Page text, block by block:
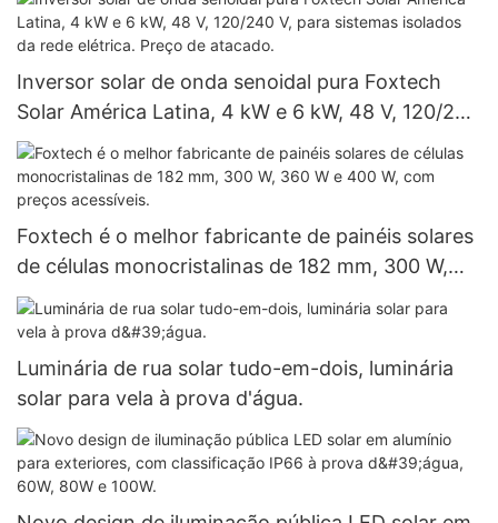
Inversor solar de onda senoidal pura Foxtech
Solar América Latina, 4 kW e 6 kW, 48 V, 120/240
V, para sistemas isolados da rede elétrica. Preço
de atacado.
Foxtech é o melhor fabricante de painéis solares
de células monocristalinas de 182 mm, 300 W,
360 W e 400 W, com preços acessíveis.
Luminária de rua solar tudo-em-dois, luminária
solar para vela à prova d'água.